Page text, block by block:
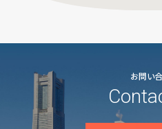
お問い